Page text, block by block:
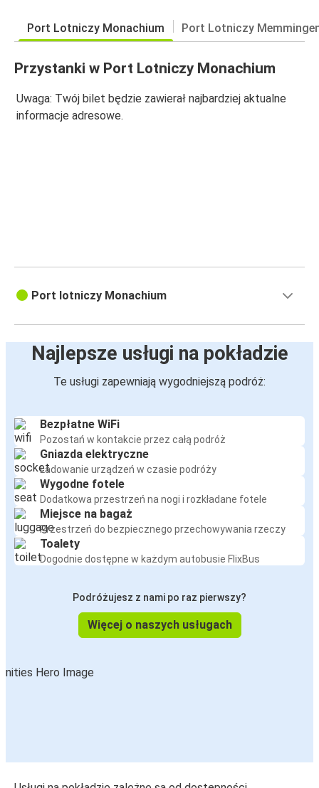
Port Lotniczy Monachium Port Lotniczy
Przystanki w Port Lotniczy Monachium
Uwaga: Twój bilet będzie zawierał najbardziej aktualne
informacje adresowe.
Port lotniczy Monachium
Najlepsze usługi na pokładzie
Te usługi zapewniają wygodniejszą podróż:
Bezpłatne WiFi
Pozostań w kontakcie przez całą podróż
Gniazda elektryczne
Ładowanie urządzeń w czasie podróży
Wygodne fotele
Dodatkowa przestrzeń na nogi i rozkładane fotele
Miejsce na bagaż
Przestrzeń do bezpiecznego przechowywania rzeczy
Toalety
Dogodnie dostępne w każdym autobusie FlixBus
Podróżujesz z nami po raz pierwszy?
Więcej o naszych usługach